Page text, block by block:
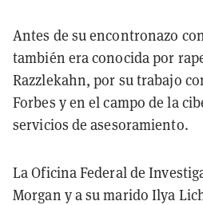
Antes de su encontronazo
también era conocida por
Razzlekahn, por su trabajo
Forbes y en el campo de la
servicios de asesoramiento.
La Oficina Federal de
Morgan y a su marido Ilya